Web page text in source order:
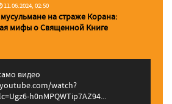
11.06.2024, 02:50
мусульмане на страже Корана:
мифы о Священной Книге
видео
watch?
h0nMPQWTip7AZ94...